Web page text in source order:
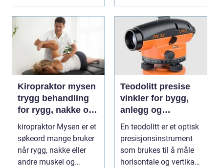
Kiropraktor mysen
trygg behandling
for rygg, nakke og
ledd
kiropraktor Mysen er et
søkeord mange bruker
når rygg, nakke eller
andre muskel og
Teodolitt presise
vinkler for bygg,
anlegg og
kartlegging
En teodolitt er et optisk
presisjonsinstrument
som brukes til å måle
horisontale og vertikale